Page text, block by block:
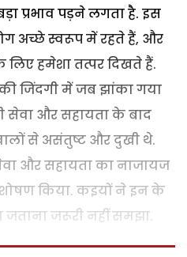
प्रभाव पड़ने लगता है. इस
अच्छे स्वरूप में रहते हैं, और
हमेशा तत्पर दिखते हैं.
की जिंदगी में जब झांका गया
सेवा और सहायता के बाद
से असंतुष्ट और दुखी थे.
और सहायता का नाजायज
किया. कइयों ने इन के
जरूरी नहीं समझा.